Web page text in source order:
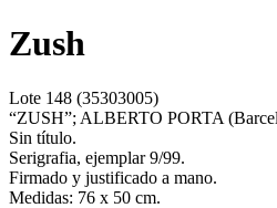
Zush
Lote 148 (35303005)
“ZUSH”; ALBERTO PORTA
Sin título.
Serigrafia, ejemplar 9/99.
Firmado y justificado a mano.
Medidas: 76 x 50 cm.